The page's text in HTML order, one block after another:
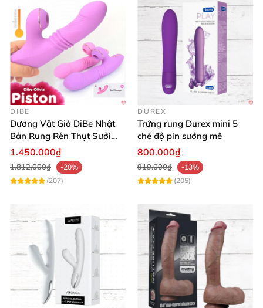
DIBE
Dương Vật Giả DiBe Nhật
Bản Rung Rên Thụt Sưởi
Ấm Tăng Khoái Cảm
1.450.000₫
1.812.000₫
-20%
(207)
DUREX
Trứng rung Durex mini 5
chế độ pin sướng mê
800.000₫
919.000₫
-13%
(205)